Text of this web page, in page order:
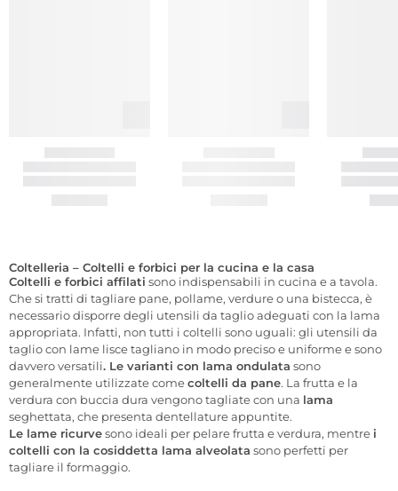
Coltelleria – Coltelli e forbici per la cucina e la casa
Coltelli e forbici affilati sono indispensabili in cucina e a tavola.
Che si tratti di tagliare pane, pollame, verdure o una bistecca, è
necessario disporre degli utensili da taglio adeguati con la lama
appropriata. Infatti, non tutti i coltelli sono uguali: gli utensili da
taglio con lame lisce tagliano in modo preciso e uniforme e sono
davvero versatili. Le varianti con lama ondulata sono
generalmente utilizzate comecoltelli da pane. La frutta e la
verdura con buccia dura vengono tagliate con una lama
seghettata, che presenta dentellature appuntite.
Le lame ricurvesono ideali per pelare frutta e verdura, mentre i
coltelli con la cosiddetta lama alveolata sono perfetti per
tagliare il formaggio.